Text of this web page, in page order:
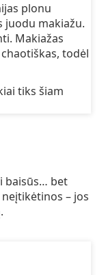
plonu
juodu makiažu.
Makiažas
todėl
tiks šiam
baisūs… bet
– jos